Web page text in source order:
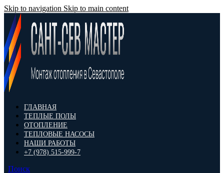
Skip to navigation Skip to main content
ГЛАВНАЯ
ТЕПЛЫЕ ПОЛЫ
ОТОПЛЕНИЕ
ТЕПЛОВЫЕ НАСОСЫ
НАШИ РАБОТЫ
+7 (978) 515-999-7
Поиск